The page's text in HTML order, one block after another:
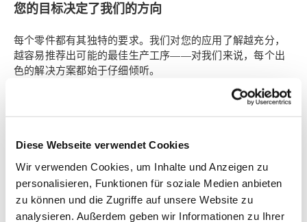
Diese Webseite verwendet Cookies
Wir verwenden Cookies, um Inhalte und Anzeigen zu
personalisieren, Funktionen für soziale Medien anbieten
zu können und die Zugriffe auf unsere Website zu
analysieren. Außerdem geben wir Informationen zu Ihrer
您的目标决定了我们的方向
每个零件都有其独特的要求。我们对您的应用了解越充分，
越容易推荐出可能的最佳生产工序——对我们来说，每个出
色的解决方案都始于仔细倾听。